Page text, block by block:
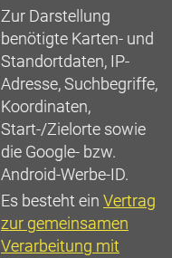
Zur Darstellung
benötigte Karten- und
Standortdaten, IP-
Adresse, Suchbegriffe,
Koordinaten,
Start-/Zielorte sowie
die Google- bzw.
Android-Werbe-ID.
Es besteht ein Vertrag
zur gemeinsamen
Verarbeitung mit